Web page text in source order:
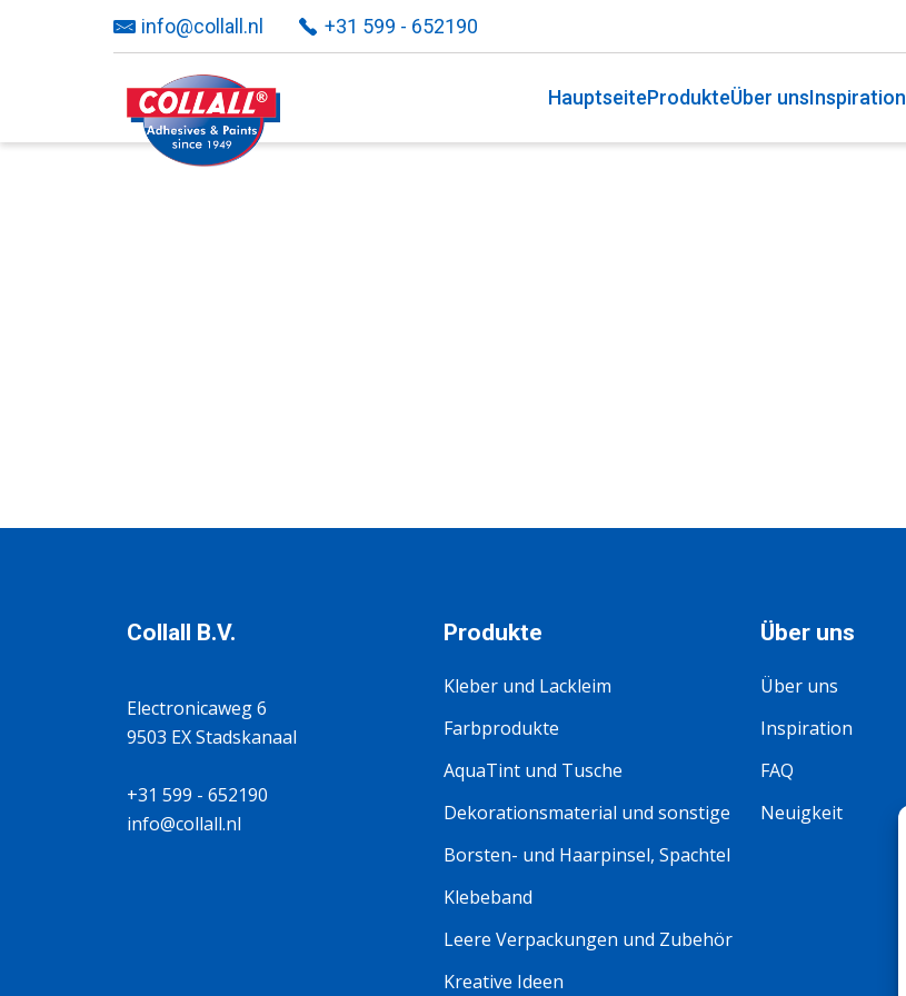
info@collall.nl +31 599 - 652190
HauptseiteProdukteÜber unsInspiration
Collall B.V.
Electronicaweg 6
9503 EX Stadskanaal
+31 599 - 652190
info@collall.nl
Produkte
Kleber und Lackleim
Farbprodukte
AquaTint und Tusche
Dekorationsmaterial und sonstige
Borsten- und Haarpinsel, Spachtel
Klebeband
Leere Verpackungen und Zubehör
Kreative Ideen
Über uns
Über uns
Inspiration
FAQ
Neuigkeit